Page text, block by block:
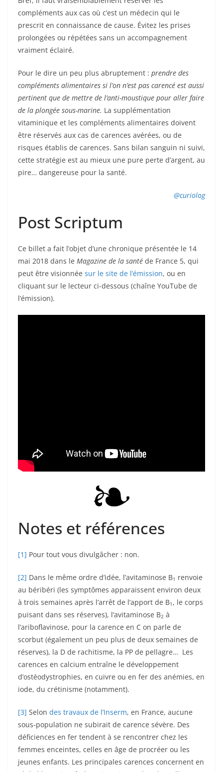
compléments aux cas où c’est un médecin qui le
prescrit en connaissance de cause. Évitez les prises
prolongées ou répétées sans un accompagnement
vraiment éclairé.
Pour le dire un peu plus abruptement : prendre des
compléments alimentaires si l’on n’est pas carencé est aussi
pertinent que de mettre de l’anti-moustique pour aller faire
de la plongée sous-marine. La supplémentation
vitaminique et les compléments alimentaires doivent
être réservés aux cas de carences avérées, ou de
risques établis de carences. Sans bilan sanguin ni suivi,
cette stratégie est au mieux une pure perte d’argent, au
pire… dangereuse pour la santé.
@curiolog
Post Scriptum
Ce billet a fait l’objet d’une chronique présentée le 14
mai 2018 dans le Magazine de la santé de France 5, qui
peut être visionnée sur le site de l’émission, ou en
cliquant sur le lecteur ci-dessous (chaîne YouTube de
l’émission).
Notes et références
[1] Pour tout vous divulgâcher : non.
[2] Dans le même ordre d’idée, l’avitaminose B1 renvoie
au béribéri (les symptômes apparaissent environ deux
à trois semaines après l’arrêt de l’apport de B1 , le corps
puisant dans ses réserves), l’avitaminose B2 à
l’ariboflavinose, pour la carence en C on parle de
scorbut (également un peu plus de deux semaines de
réserves), la D de rachitisme, la PP de pellagre… Les
carences en calcium entraîne le développement
d’ostéodystrophies, en cuivre ou en fer des anémies, en
iode, du crétinisme (notamment).
[3] Selon des travaux de l’Inserm, en France, aucune
sous-population ne subirait de carence sévère. Des
déficiences en fer tendent à se rencontrer chez les
femmes enceintes, celles en âge de procréer ou les
jeunes enfants. Les principales carences concernent en